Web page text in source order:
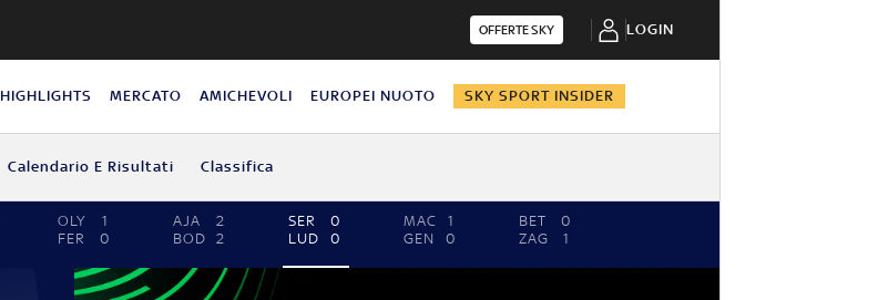
OFFERTE SKY LOGIN
HIGHLIGHTS MERCATO AMICHEVOLI EUROPEI NUOTO SKY SPORT INSIDER
Calendario E Risultati Classifica
OLY
1
FER
0
AJA
2
BOD
2
SER
0
LUD
0
MAC
1
GEN
0
BET
0
ZAG
1